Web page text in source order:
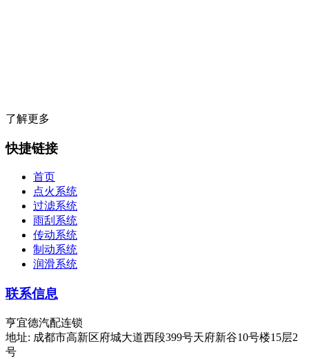
了解更多
快捷链接
首页
点火系统
过滤系统
雨刮系统
传动系统
制动系统
润滑系统
联系信息
亨宜德汽配连锁
地址: 成都市高新区府城大道西段399号天府新谷10号楼15层2
号